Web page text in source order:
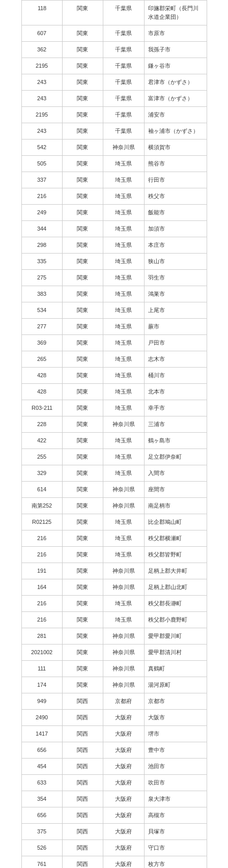
118 関東 千葉県
印旛郡栄町（長門川
水道企業団）
607 関東 千葉県 市原市
362 関東 千葉県 我孫子市
2195 関東 千葉県 鎌ヶ谷市
243 関東 千葉県 君津市（かずさ）
243 関東 千葉県 富津市（かずさ）
2195 関東 千葉県 浦安市
243 関東 千葉県 袖ヶ浦市（かずさ）
542 関東 神奈川県 横須賀市
505 関東 埼玉県 熊谷市
337 関東 埼玉県 行田市
216 関東 埼玉県 秩父市
249 関東 埼玉県 飯能市
344 関東 埼玉県 加須市
298 関東 埼玉県 本庄市
335 関東 埼玉県 狭山市
275 関東 埼玉県 羽生市
383 関東 埼玉県 鴻巣市
534 関東 埼玉県 上尾市
277 関東 埼玉県 蕨市
369 関東 埼玉県 戸田市
265 関東 埼玉県 志木市
428 関東 埼玉県 桶川市
428 関東 埼玉県 北本市
R03-211 関東 埼玉県 幸手市
228 関東 神奈川県 三浦市
422 関東 埼玉県 鶴ヶ島市
255 関東 埼玉県 足立郡伊奈町
329 関東 埼玉県 入間市
614 関東 神奈川県 座間市
南第252 関東 神奈川県 南足柄市
R02125 関東 埼玉県 比企郡鳩山町
216 関東 埼玉県 秩父郡横瀬町
216 関東 埼玉県 秩父郡皆野町
191 関東 神奈川県 足柄上郡大井町
164 関東 神奈川県 足柄上郡山北町
216 関東 埼玉県 秩父郡長瀞町
216 関東 埼玉県 秩父郡小鹿野町
281 関東 神奈川県 愛甲郡愛川町
2021002 関東 神奈川県 愛甲郡清川村
111 関東 神奈川県 真鶴町
174 関東 神奈川県 湯河原町
949 関西 京都府 京都市
2490 関西 大阪府 大阪市
1417 関西 大阪府 堺市
656 関西 大阪府 豊中市
454 関西 大阪府 池田市
633 関西 大阪府 吹田市
354 関西 大阪府 泉大津市
656 関西 大阪府 高槻市
375 関西 大阪府 貝塚市
526 関西 大阪府 守口市
761 関西 大阪府 枚方市